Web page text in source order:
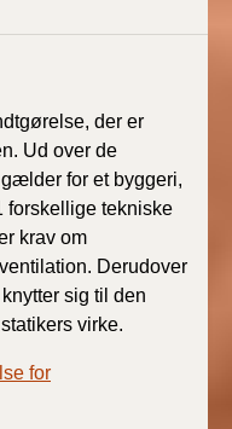
der er
Ud over de
for et byggeri,
forskellige tekniske
krav om
Derudover
sig til den
virke.
for